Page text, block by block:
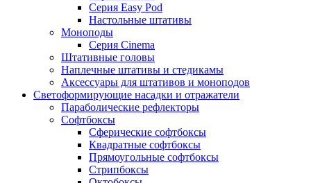
Серия Easy Pod
Настольные штативы
Моноподы
Серия Cinema
Штативные головы
Наплечные штативы и стедикамы
Аксессуары для штативов и моноподов
Светоформирующие насадки и отражатели
Параболические рефлекторы
Софтбоксы
Сферические софтбоксы
Квадратные софтбоксы
Прямоугольные софтбоксы
Стрипбоксы